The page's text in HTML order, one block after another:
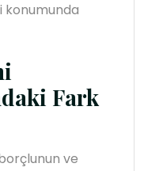
konumunda
Fark
ve